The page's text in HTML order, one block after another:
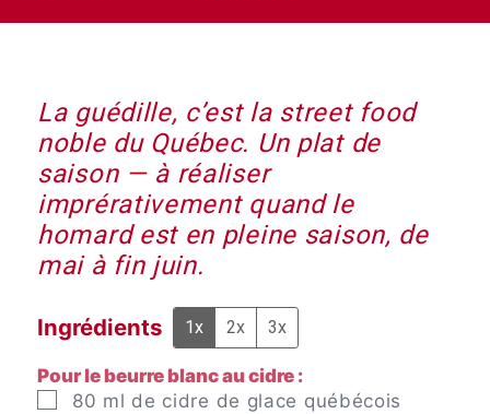
La guédille, c’est la street food
noble du Québec. Un plat de
saison — à réaliser
imprérativement quand le
homard est en pleine saison, de
mai à fin juin.
Ingrédients 1x 2x 3x
Pour le beurre blanc au cidre :
▢
80 ml de cidre de glace québécois